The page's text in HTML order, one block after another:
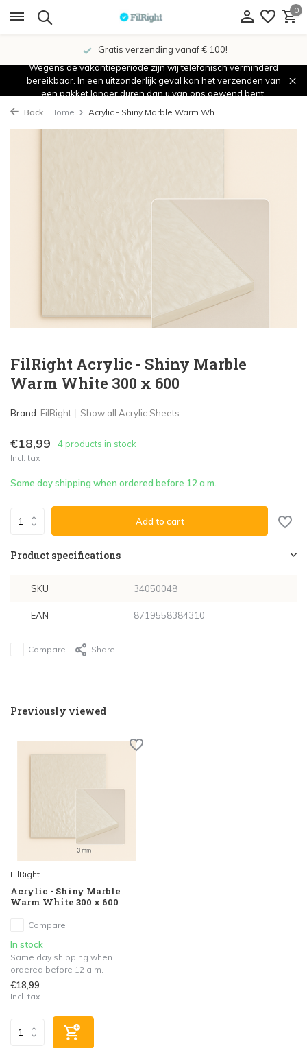
0
Gratis verzending vanaf € 100!
Wegens de vakantieperiode zijn wij telefonisch verminderd
bereikbaar. In een uitzonderlijk geval kan het verzenden van
een pakket langer duren dan u van ons gewend bent.
Back Home Acrylic - Shiny Marble Warm Wh...
FilRight Acrylic - Shiny Marble
Warm White 300 x 600
Brand: FilRight Show all Acrylic Sheets
€18,99 4 products in stock
Incl. tax
Same day shipping when ordered before 12 a.m.
Add to cart
Product specifications
SKU 34050048
EAN 8719558384310
Compare Share
Previously viewed
FilRight
Acrylic - Shiny Marble
Warm White 300 x 600
Compare
In stock
Same day shipping when
ordered before 12 a.m.
€18,99
Incl. tax